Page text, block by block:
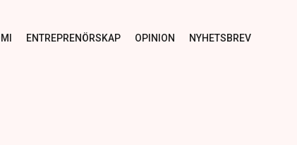
ENTREPRENÖRSKAP OPINION NYHETSBREV